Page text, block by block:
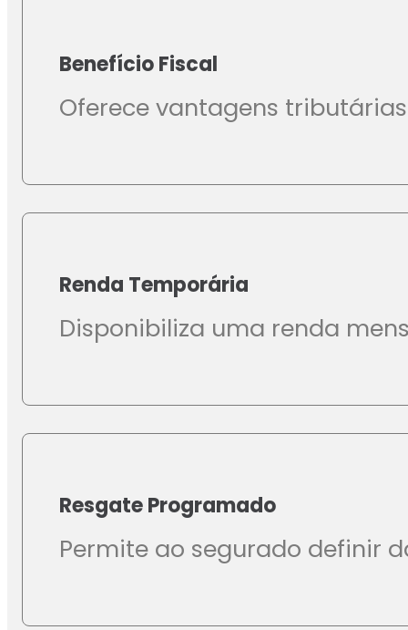
Benefício Fiscal
Oferece vantagens
Renda Temporária
Disponibiliza uma renda
Resgate Programado
Permite ao segurado definir